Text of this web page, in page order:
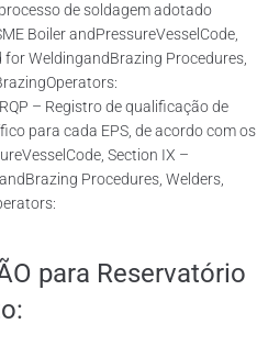
de soldagem adotado
Boiler andPressureVesselCode,
WeldingandBrazing Procedures,
– Registro de qualificação de
para cada EPS, de acordo com os
Section IX –
Procedures, Welders,
para Reservatório